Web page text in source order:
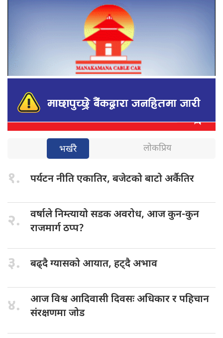
भर्खरै लोकप्रिय
१. पर्यटन नीतिएकातिर, बजेटको बाटो अर्कैतिर
२. वर्षाले निम्त्यायोसडक अवरोध, आज कुन-कुन
राजमार्ग ठप्प?
३. बढ्दै ग्यासकोआयात, हट्दै अभाव
४. आज विश्वआदिवासी दिवसः अधिकार र पहिचान
संरक्षणमा जोड